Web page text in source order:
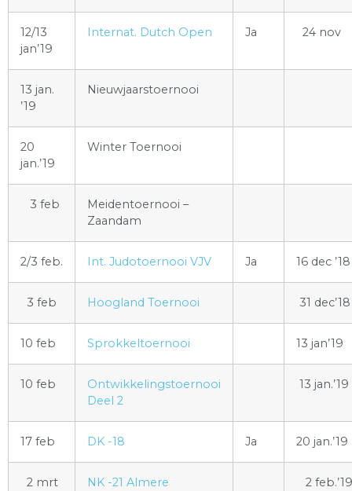
12/13
jan’19
Internat. Dutch Open Ja 24 nov
13 jan.
’19
Nieuwjaarstoernooi
20
jan.’19
Winter Toernooi
3 feb
Meidentoernooi –
Zaandam
2/3 feb. Int. Judotoernooi VJV Ja 16 dec ’18
3 feb Hoogland Toernooi 31 dec’18
10 feb Sprokkeltoernooi 13 jan’19
10 feb
Ontwikkelingstoernooi
Deel 2
13 jan.’19
17 feb DK -18 Ja 20 jan.’19
2 mrt NK -21 Almere 2 feb.’19